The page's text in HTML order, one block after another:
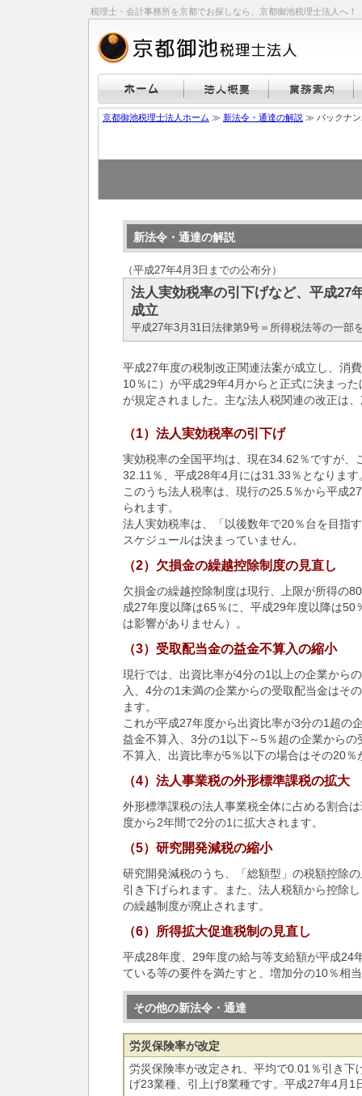
税理士・会計事務所を京都でお探しなら、京都御池税理士法人へ！
京都御池税理士法人ホーム ≫ 新法令・通達の解説 ≫ バックナン
新法令・通達の解説
（平成27年4月3日までの公布分）
法人実効税率の引下げなど、平成27
成立
平成27年3月31日法律第9号＝所得税法等の一部
平成27年度の税制改正関連法案が成立し、消
10％に）が平成29年4月からと正式に決まっ
が規定されました。主な法人税関連の改正は
（1）法人実効税率の引下げ
実効税率の全国平均は、現在34.62％ですが、
32.11％、平成28年4月には31.33％となります
このうち法人税率は、現行の25.5％から平成
られます。
法人実効税率は、「以後数年で20％台を目指
スケジュールは決まっていません。
（2）欠損金の繰越控除制度の見直し
欠損金の繰越控除制度は現行、上限が所得の
成27年度以降は65％に、平成29年度以降は50
は影響がありません）。
（3）受取配当金の益金不算入の縮小
現行では、出資比率が4分の1以上の企業から
入、4分の1未満の企業からの受取配当金はそ
ます。
これが平成27年度から出資比率が3分の1超の
益金不算入、3分の1以下～5％超の企業から
不算入、出資比率が5％以下の場合はその20
（4）法人事業税の外形標準課税の拡大
外形標準課税の法人事業税全体に占める割合
度から2年間で2分の1に拡大されます。
（5）研究開発減税の縮小
研究開発減税のうち、「総額型」の税額控除
引き下げられます。また、法人税額から控除
の繰越制度が廃止されます。
（6）所得拡大促進税制の見直し
平成28年度、29年度の給与等支給額が平成24
ている等の要件を満たすと、増加分の10％相
その他の新法令・通達
労災保険率が改定
労災保険率が改定され、平均で0.01％引き下
げ23業種、引上げ8業種です。平成27年4月1